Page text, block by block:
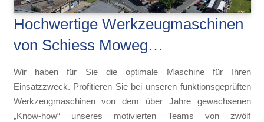
Hochwertige Werkzeugmaschinen
von Schiess Moweg…
Wir haben für Sie die optimale Maschine für Ihren
Einsatzzweck. Profitieren Sie bei unseren funktionsgeprüften
Werkzeugmaschinen von dem über Jahre gewachsenen
„Know-how“ unseres motivierten Teams von zwölf